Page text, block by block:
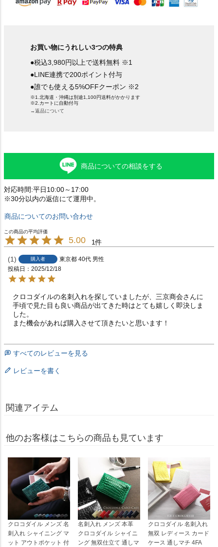
お買い物にうれしい3つの特典
●税込3,980円以上で送料無料 ※1
●LINE連携で200ポイント付与
●誰でも使える5%OFFクーポン ※2
※1.北海道・沖縄は別途1,100円送料がかかります
※2.カートに自動付与
→返品について
商品についての相談をする
対応時間:平日10:00～17:00
※30分以内の返信にて運用中。
商品についてのお問い合わせ
5.00 1
1 購入者 東京都 40代 男性
投稿日
2025/12/18
クロコダイルの名刺入れを探していましたが、三京商会さんに
手頃で見た目も良い商品が出てきた時はとても嬉しく即決しま
した。
また機会があれば購入させて頂きたいと思います！
すべてのレビューを見る
レビューを書く
関連アイテム
他のお客様はこちらの商品も見ています
クロコダイル メンズ 名
刺入れ シャイニング マ
ット アウトポケット 付
名刺入れ メンズ 本革
クロコダイル シャイニ
ング 無双仕立て 通しマ
クロコダイル 名刺入れ
無双 レディース カード
ケース 通しマチ 4FA